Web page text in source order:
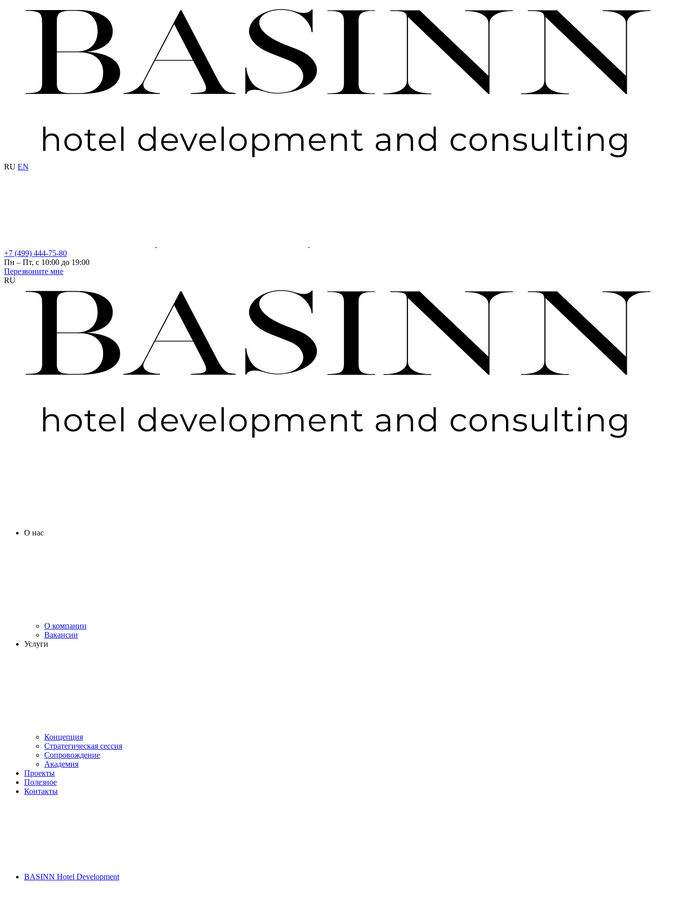
RU EN
+7 (499) 444-75-80
Пн – Пт, с 10:00 до 19:00
Перезвоните мне
RU
О нас
О компании
Вакансии
Услуги
Концепция
Стратегическая сессия
Сопровождение
Академия
Проекты
Полезное
Контакты
BASINN Hotel Development